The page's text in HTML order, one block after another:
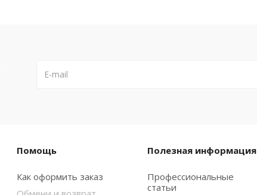
Помощь
Как оформить заказ
Полезная информация
Профессиональные
статьи